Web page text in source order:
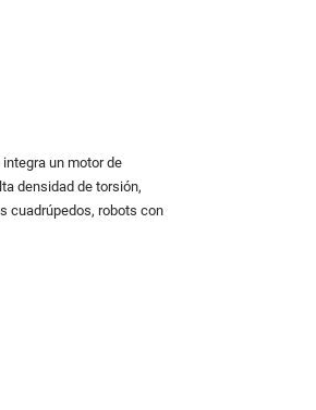
un motor de
densidad de torsión,
cuadrúpedos, robots con